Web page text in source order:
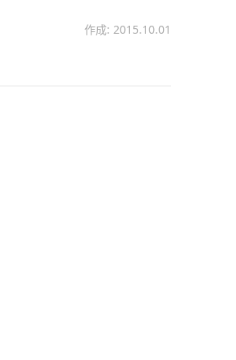
作成: 2015.10.01